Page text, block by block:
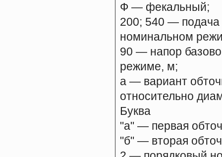
Ф — фекальный;
200; 540 — подача
номинальном
90 — напор
режиме, м;
а — вариант
относительно
Буква
"а" — первая
"б" — вторая